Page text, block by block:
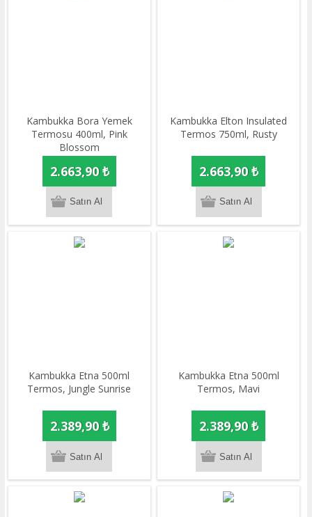
​Kambukka Bora Yemek
Termosu 400ml, Pink
Blossom
2.663,90 ₺
​Kambukka Elton Insulated
Termos 750ml, Rusty
2.663,90 ₺
Kambukka Etna 500ml
Termos, Jungle Sunrise
2.389,90 ₺
Kambukka Etna 500ml
Termos, Mavi
2.389,90 ₺